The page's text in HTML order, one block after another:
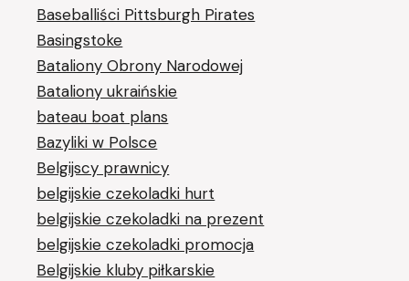
Baseballiści Pittsburgh Pirates
Basingstoke
Bataliony Obrony Narodowej
Bataliony ukraińskie
bateau boat plans
Bazyliki w Polsce
Belgijscy prawnicy
belgijskie czekoladki hurt
belgijskie czekoladki na prezent
belgijskie czekoladki promocja
Belgijskie kluby piłkarskie